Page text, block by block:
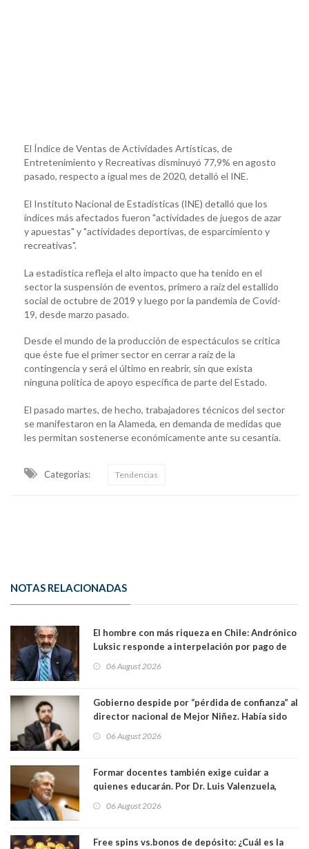
El Índice de Ventas de Actividades Artísticas, de
Entretenimiento y Recreativas disminuyó 77,9% en agosto
pasado, respecto a igual mes de 2020, detalló el INE.
El Instituto Nacional de Estadísticas (INE) detalló que los
índices más afectados fueron "actividades de juegos de azar
y apuestas" y "actividades deportivas, de esparcimiento y
recreativas".
La estadística refleja el alto impacto que ha tenido en el
sector la suspensión de eventos, primero a raíz del estallido
social de octubre de 2019 y luego por la pandemia de Covid-
19, desde marzo pasado.
Desde el mundo de la producción de espectáculos se critica
que éste fue el primer sector en cerrar a raíz de la
contingencia y será el último en reabrir, sin que exista
ninguna política de apoyo específica de parte del Estado.
El pasado martes, de hecho, trabajadores técnicos del sector
se manifestaron en la Alameda, en demanda de medidas que
les permitan sostenerse económicamente ante su cesantía.
Categorias: Tendencias
NOTAS RELACIONADAS
El hombre con más riqueza en Chile: Andrónico
Luksic responde a interpelación por pago de
día que me muera”
06 August 2026
Gobierno despide por “pérdida de confianza” al
director nacional de Mejor Niñez. Había sido
06 August 2026
Formar docentes también exige cuidar a
quienes educarán. Por Dr. Luis Valenzuela,
Académicos U. Católica Silva Henríquez
06 August 2026
Free spins vs.bonos de depósito: ¿Cuál es la